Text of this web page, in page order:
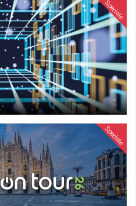
Speciale
Speciale